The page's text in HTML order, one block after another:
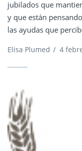
jubilados que
y que están
las ayudas que
Elisa Plumed / 4